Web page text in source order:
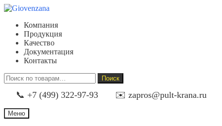
Перейти
навигации
Перейти
содержимому
Компания
Продукция
Качество
Документация
Контакты
Искать:
Поиск
📞 +7 (499) 322-97-93 ✉️ zapros@pult-krana.ru
Меню